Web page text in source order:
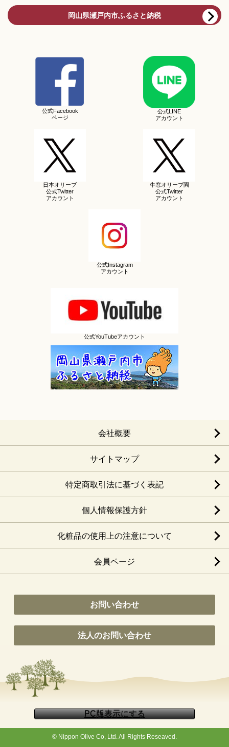
岡山県瀬戸内市ふるさと納税
公式Facebook
ページ
公式LINE
アカウント
日本オリーブ
公式Twitter
アカウント
牛窓オリーブ園
公式Twitter
アカウント
公式Instagram
アカウント
公式YouTubeアカウント
会社概要
サイトマップ
特定商取引法に基づく表記
個人情報保護方針
化粧品の使用上の注意について
会員ページ
お問い合わせ
法人のお問い合わせ
© Nippon Olive Co, Ltd. All Rights Reseaved.